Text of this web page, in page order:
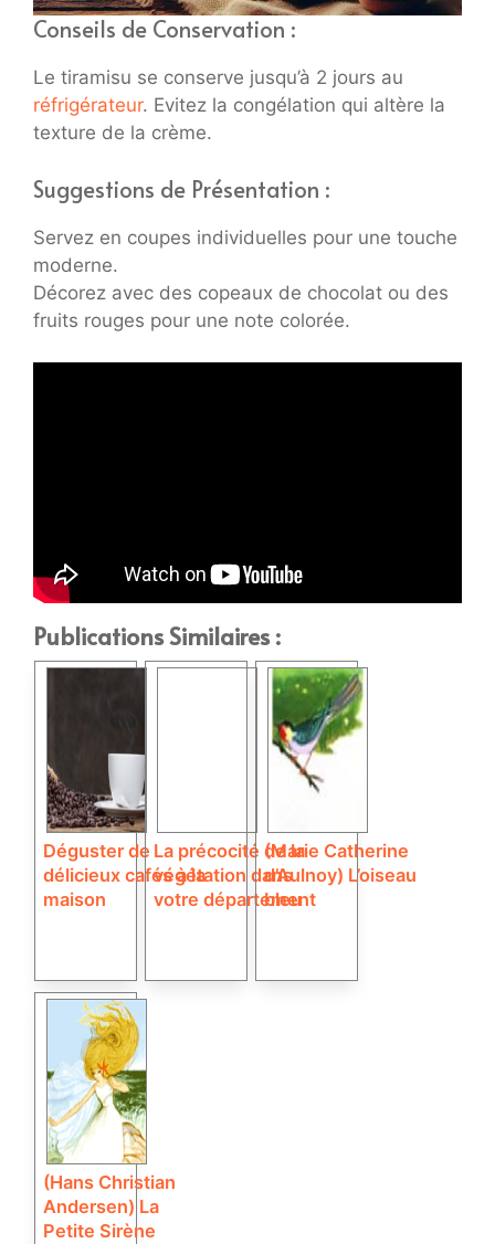
Conseils de Conservation :
Le tiramisu se conserve jusqu’à 2 jours au
réfrigérateur. Evitez la congélation qui altère la
texture de la crème.
Suggestions de Présentation :
Servez en coupes individuelles pour une touche
moderne.
Décorez avec des copeaux de chocolat ou des
fruits rouges pour une note colorée.
Publications Similaires :
Déguster de
délicieux cafés à la
maison
La précocité de la
végétation dans
votre département
(Marie Catherine
d’Aulnoy) L’oiseau
bleu
(Hans Christian
Andersen) La
Petite Sirène